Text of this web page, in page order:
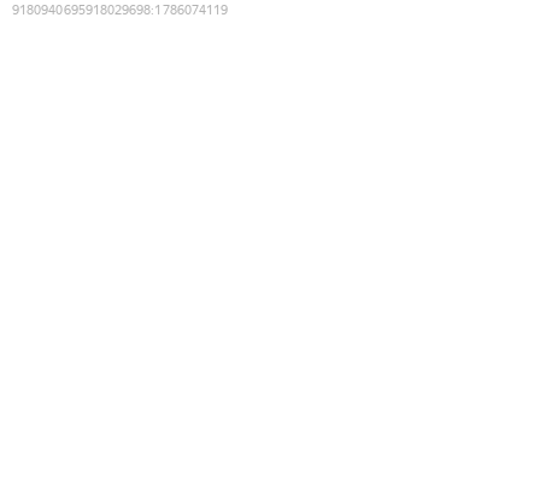
9180940695918029698:1786074119